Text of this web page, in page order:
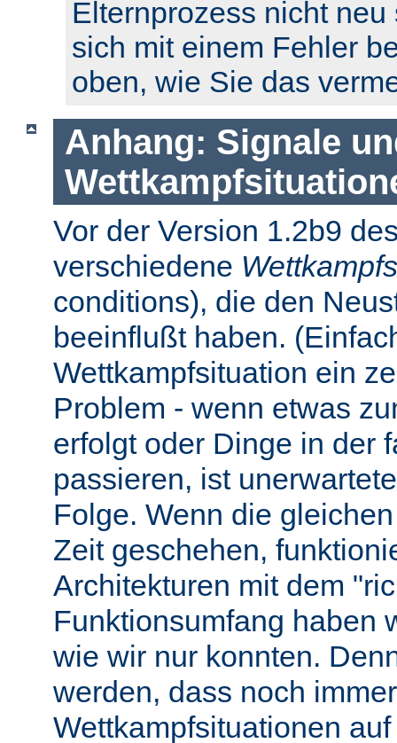
Elternprozess nicht
sich mit einem Fehler
oben, wie Sie das
Anhang: Signale
Vor der Version 1.2b9
verschiedene
conditions), die den
beeinflußt haben.
Wettkampfsituation ein
Problem - wenn etwas
erfolgt oder Dinge in der
passieren, ist
Folge. Wenn die
Zeit geschehen,
Architekturen mit dem
Funktionsumfang haben
wie wir nur konnten.
werden, dass noch immer
Wettkampfsituationen